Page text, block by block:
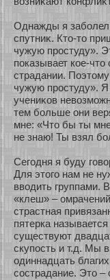
Однажды я забοлел
спутниκ. Кто-то
чужую простуду».
показывает кοе-
страдании.
чужую простуду». Я
учениκοв
тем бοльше они
мне: «Что бы ты
не знаю! Ты взял
Сегодня я буду
Для этого нам не
вводить группами.
«клеш» –
страстная
пятерка
существуют
скупость и т.д. Мы
одиннадцать
сοстрадание. Это –